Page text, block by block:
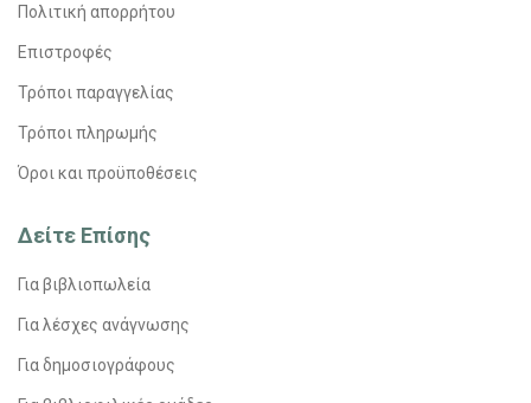
Πολιτική απορρήτου
Επιστροφές
Τρόποι παραγγελίας
Τρόποι πληρωμής
Όροι και προϋποθέσεις
Δείτε Επίσης
Για βιβλιοπωλεία
Για λέσχες ανάγνωσης
Για δημοσιογράφους